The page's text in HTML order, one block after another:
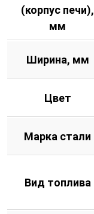
(корпус печи),
мм
Ширина, мм
Цвет
Марка стали
Вид топлива